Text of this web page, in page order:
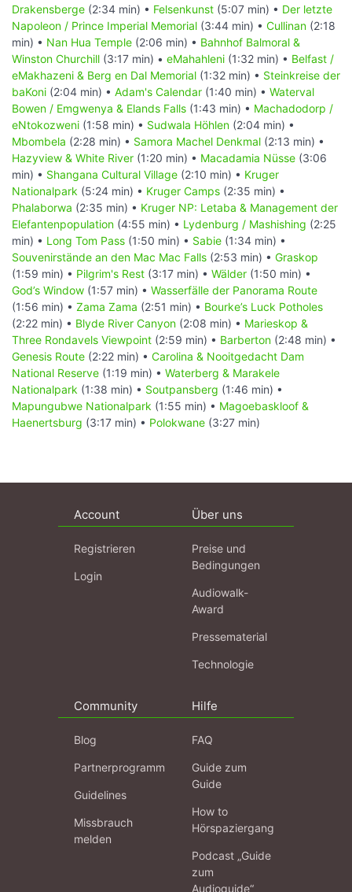
Drakensberge (2:34 min) • Felsenkunst (5:07 min) • Der letzte
Napoleon / Prince Imperial Memorial (3:44 min) • Cullinan (2:18
min) • Nan Hua Temple (2:06 min) • Bahnhof Balmoral &
Winston Churchill (3:17 min) • eMahahleni (1:32 min) • Belfast /
eMakhazeni & Berg en Dal Memorial (1:32 min) • Steinkreise der
baKoni (2:04 min) • Adam's Calendar (1:40 min) • Waterval
Bowen / Emgwenya & Elands Falls (1:43 min) • Machadodorp /
eNtokozweni (1:58 min) • Sudwala Höhlen (2:04 min) •
Mbombela (2:28 min) • Samora Machel Denkmal (2:13 min) •
Hazyview & White River (1:20 min) • Macadamia Nüsse (3:06
min) • Shangana Cultural Village (2:10 min) • Kruger
Nationalpark (5:24 min) • Kruger Camps (2:35 min) •
Phalaborwa (2:35 min) • Kruger NP: Letaba & Management der
Elefantenpopulation (4:55 min) • Lydenburg / Mashishing (2:25
min) • Long Tom Pass (1:50 min) • Sabie (1:34 min) •
Souvenirstände an den Mac Mac Falls (2:53 min) • Graskop
(1:59 min) • Pilgrim's Rest (3:17 min) • Wälder (1:50 min) •
God’s Window (1:57 min) • Wasserfälle der Panorama Route
(1:56 min) • Zama Zama (2:51 min) • Bourke’s Luck Potholes
(2:22 min) • Blyde River Canyon (2:08 min) • Marieskop &
Three Rondavels Viewpoint (2:59 min) • Barberton (2:48 min) •
Genesis Route (2:22 min) • Carolina & Nooitgedacht Dam
National Reserve (1:19 min) • Waterberg & Marakele
Nationalpark (1:38 min) • Soutpansberg (1:46 min) •
Mapungubwe Nationalpark (1:55 min) • Magoebaskloof &
Haenertsburg (3:17 min) • Polokwane (3:27 min)
Account
Registrieren
Login
Über uns
Preise und
Bedingungen
Audiowalk-
Award
Pressematerial
Technologie
Community
Blog
Partnerprogramm
Guidelines
Missbrauch
melden
Hilfe
FAQ
Guide zum
Guide
How to
Hörspaziergang
Podcast „Guide
zum
Audioguide“